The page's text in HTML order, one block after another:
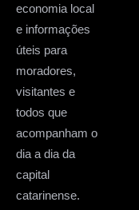
economia local
e informações
úteis para
moradores,
visitantes e
todos que
acompanham o
dia a dia da
capital
catarinense.